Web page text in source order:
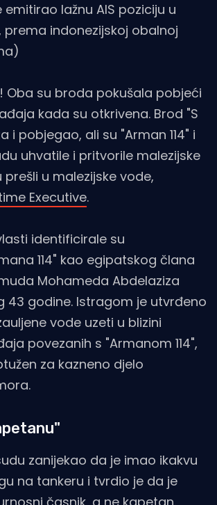
emitirao lažnu AIS poziciju u
prema indonezijskoj obalnoj
Oba su broda pokušala pobjeći
kada su otkrivena. Brod "S
i pobjegao, ali su "Arman 114" i
uhvatile i pritvorile malezijske
u malezijske vode,
Executive.
identificirale su
114" kao egipatskog člana
Mohameda Abdelaziza
43 godine. Istragom je utvrđeno
vode uzeti u blizini
povezanih s "Armanom 114",
za kazneno djelo
zanijekao da je imao ikakvu
na tankeru i tvrdio je da je